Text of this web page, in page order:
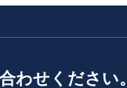
わせください。